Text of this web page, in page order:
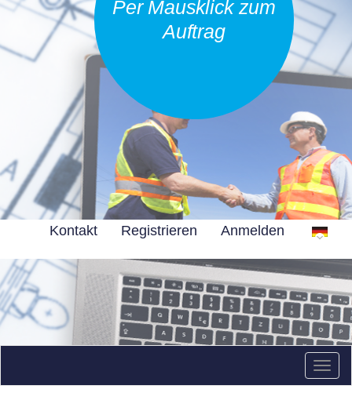
Per Mausklick zum
Auftrag
Kontakt Registrieren Anmelden